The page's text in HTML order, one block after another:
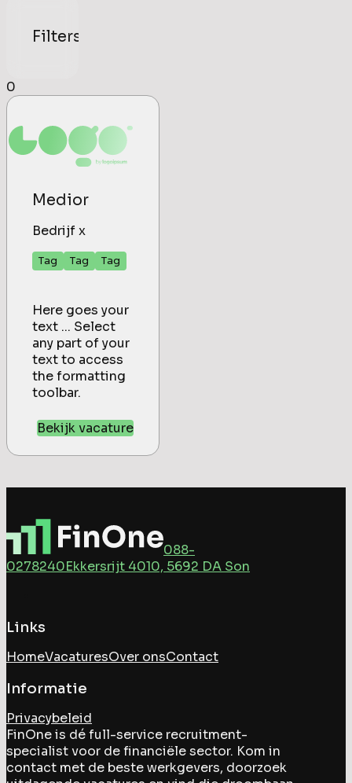
Filters
0
Medior
Bedrijf x
Tag Tag Tag
Here goes your
text ... Select
any part of your
text to access
the formatting
toolbar.
Bekijk vacature
088-
0278240Ekkersrijt 4010, 5692 DA Son
Links
HomeVacaturesOver onsContact
Informatie
Privacybeleid
FinOne is dé full-service recruitment-
specialist voor de financiële sector. Kom in
contact met de beste werkgevers, doorzoek